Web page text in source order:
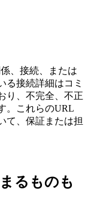
、接続、または
る接続詳細はコミ
り、不完全、不正
。これらのURL
て、保証または担
るものも